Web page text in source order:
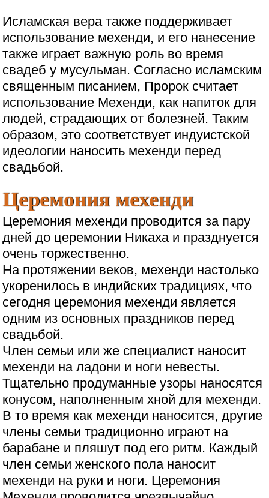
Исламская вера также поддерживает
использование мехенди, и его нанесение
также играет важную роль во время
свадеб у мусульман. Согласно исламским
священным писанием, Пророк считает
использование Мехенди, как напиток для
людей, страдающих от болезней. Таким
образом, это соответствует индуистской
идеологии наносить мехенди перед
свадьбой.
Церемония мехенди
Церемония мехенди проводится за пару
дней до церемонии Никаха и празднуется
очень торжественно.
На протяжении веков, мехенди настолько
укоренилось в индийских традициях, что
сегодня церемония мехенди является
одним из основных праздников перед
свадьбой.
Член семьи или же специалист наносит
мехенди на ладони и ноги невесты.
Тщательно продуманные узоры наносятся
конусом, наполненным хной для мехенди.
В то время как мехенди наносится, другие
члены семьи традиционно играют на
барабане и пляшут под его ритм. Каждый
член семьи женского пола наносит
мехенди на руки и ноги. Церемония